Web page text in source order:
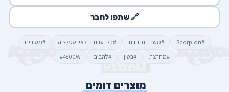
🔗 שתפו לחבר
#Scorpion #משחזות זווית #כלי עבודה לאינסטלציה
#מסורים
#מחרצת
#בטון #להבים #4800W
מוצרים דומים